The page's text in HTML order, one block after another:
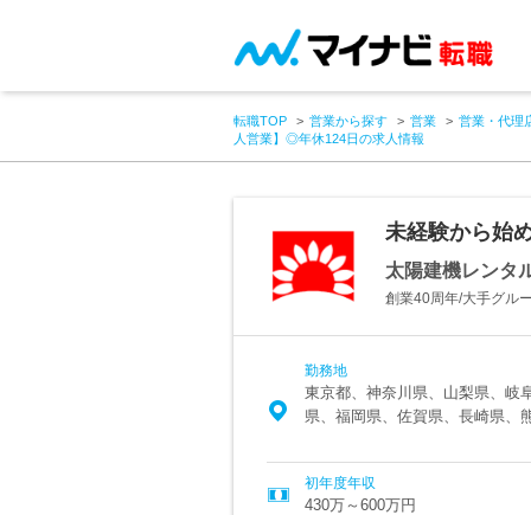
転職TOP 営業から探す 営業
営業・代理
人営業】◎年休124日の求人情報
未経験から始
太陽建機レンタ
創業40周年/大手グル
勤務地
東京都、神奈川県、山梨県、岐
県、福岡県、佐賀県、長崎県、
初年度年収
430万～600万円